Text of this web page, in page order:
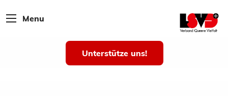
Menu
Unterstütze uns!